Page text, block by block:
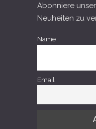
Abonniere
Neuheiten zu
Name
Email